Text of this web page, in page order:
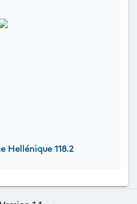
Hellénique 118.2